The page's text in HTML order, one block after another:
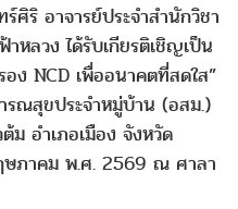
ศิริ อาจารย์ประจำสำนักวิชา
หลวง ได้รับเกียรติเชิญเป็น
อง NCD เพื่ออนาคตที่สดใส”
รณสุขประจำหมู่บ้าน (อสม.)
อำเภอเมือง จังหวัด
ษภาคม พ.ศ. 2569 ณ ศาลา